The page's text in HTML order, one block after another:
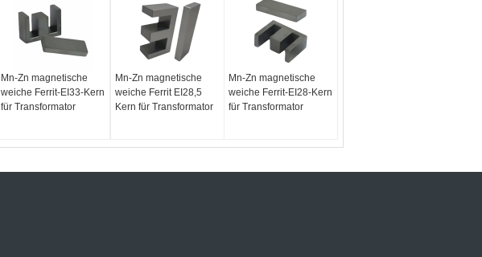
Mn-Zn magnetische
weiche Ferrit-EI33-Kern
für Transformator
Mn-Zn magnetische
weiche Ferrit EI28,5
Kern für Transformator
Mn-Zn magnetische
weiche Ferrit-EI28-Kern
für Transformator